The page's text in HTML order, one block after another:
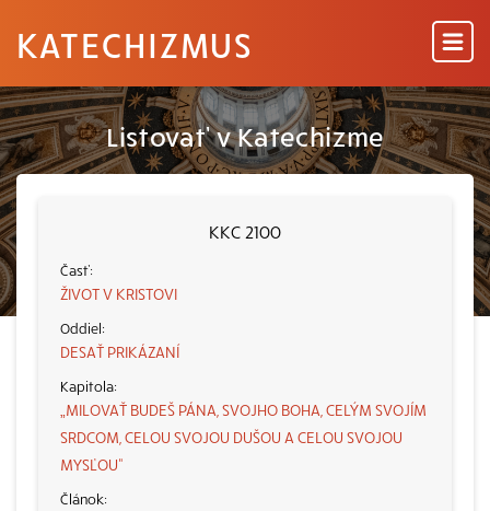
KATECHIZMUS
Listovať v Katechizme
KKC 2100
ŽIVOT V KRISTOVI
DESAŤ PRIKÁZANÍ
„MILOVAŤ BUDEŠ PÁNA, SVOJHO BOHA, CELÝM SVOJÍM
SRDCOM, CELOU SVOJOU DUŠOU A CELOU SVOJOU
MYSĽOU“